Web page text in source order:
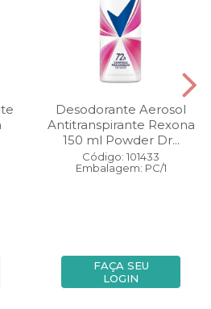
Desodorante Aerosol
Antitranspirante Rexona
150 ml Powder Dr...
Código: 101433
Embalagem: PC/1
FAÇA SEU
LOGIN